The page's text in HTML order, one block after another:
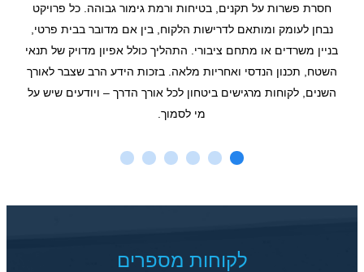
חסרת פשרות על תקנים, בטיחות ורמת גימור גבוהה. כל פרויקט
נבחן לעומק ומותאם לדרישות הלקוח, בין אם מדובר בבית פרטי,
בניין משרדים או מתחם ציבורי. התהליך כולל אפיון מדויק של תנאי
השטח, תכנון הנדסי ואחריות מלאה. בזכות הידע הרב שצבר לאורך
השנים, לקוחות מרגישים ביטחון לכל אורך הדרך – ויודעים שיש על
מי לסמוך.
לקוחות מספרים